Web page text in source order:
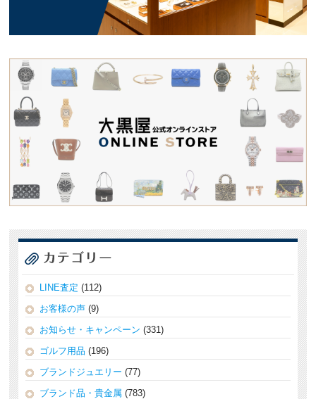
LINE査定 (112)
お客様の声 (9)
お知らせ・キャンペーン (331)
ゴルフ用品 (196)
ブランドジュエリー (77)
ブランド品・貴金属 (783)